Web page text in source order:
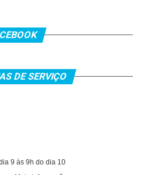
DE SERVIÇO